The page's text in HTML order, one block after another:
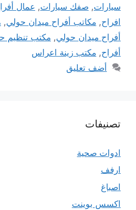
سيارات, صفك سيارات, عمال
افراح, مكاتب أفراح ميدان حولي,
أفراح ميدان حولي, مكتب تنظيم
أفراح, مكتب زينة اعراس
أضف تعليق
تصنيفات
ادوات صحية
ارفف
اصباغ
اكسس بوينت